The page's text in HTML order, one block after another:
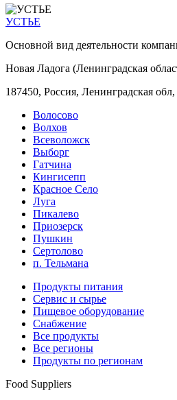
УСТЬЕ
Основной вид деятельности
Новая Ладога (Ленинградская
187450, Россия, Ленинградская
Волосово
Волхов
Всеволожск
Выборг
Гатчина
Кингисепп
Красное Село
Луга
Пикалево
Приозерск
Пушкин
Сертолово
п. Тельмана
Продукты питания
Сервис и сырье
Пищевое оборудование
Снабжение
Все продукты
Все регионы
Продукты по регионам
Food Suppliers